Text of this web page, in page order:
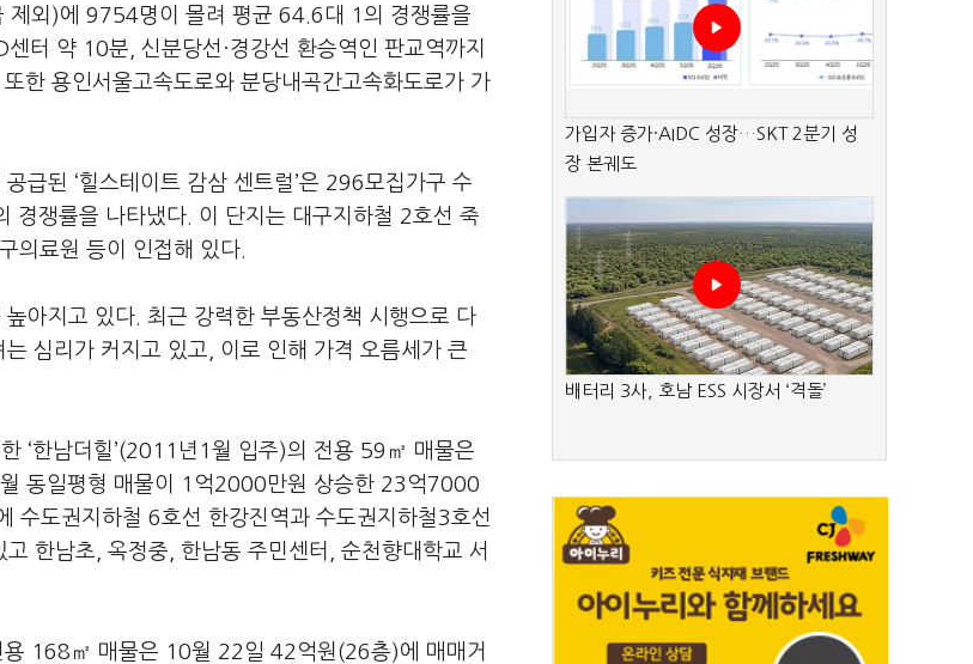
제외)에 9754명이 몰려 평균 64.6대 1의 경쟁률을
터 약 10분, 신분당선·경강선 환승역인 판교역까지
한 용인서울고속도로와 분당내곡간고속화도로가 가
급된 ‘힐스테이트 감삼 센트럴’은 296모집가구 수
쟁률을 나타냈다. 이 단지는 대구지하철 2호선 죽
의료원 등이 인접해 있다.
아지고 있다. 최근 강력한 부동산정책 시행으로 다
심리가 커지고 있고, 이로 인해 가격 오름세가 큰
‘한남더힐’(2011년1월 입주)의 전용 59㎡ 매물은
동일평형 매물이 1억2000만원 상승한 23억7000
수도권지하철 6호선 한강진역과 수도권지하철3호선
한남초, 옥정중, 한남동 주민센터, 순천향대학교 서
용 168㎡ 매물은 10월 22일 42억원(26층)에 매매거
가입자 증가·AIDC 성장…SKT 2분기 성
장 본궤도
배터리 3사, 호남 ESS 시장서 ‘격돌’